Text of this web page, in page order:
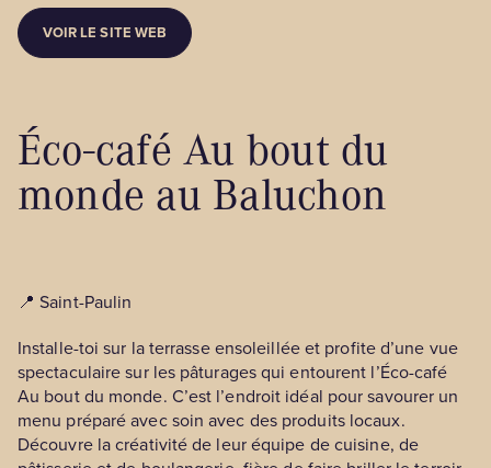
VOIR LE SITE WEB
Éco-café Au bout du
monde au Baluchon
📍 Saint-Paulin
Installe-toi sur la terrasse ensoleillée et profite d’une vue
spectaculaire sur les pâturages qui entourent l’Éco-café
Au bout du monde. C’est l’endroit idéal pour savourer un
menu préparé avec soin avec des produits locaux.
Découvre la créativité de leur équipe de cuisine, de